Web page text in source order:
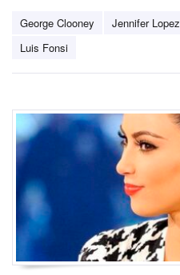
George Clooney Jennifer Lopez
Luis Fonsi